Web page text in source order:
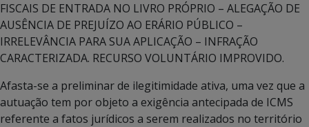
FISCAIS DE ENTRADA NO LIVRO PRÓPRIO – ALEGAÇÃO DE
AUSÊNCIA DE PREJUÍZO AO ERÁRIO PÚBLICO –
IRRELEVÂNCIA PARA SUA APLICAÇÃO – INFRAÇÃO
CARACTERIZADA. RECURSO VOLUNTÁRIO IMPROVIDO.
Afasta-se a preliminar de ilegitimidade ativa, uma vez que a
autuação tem por objeto a exigência antecipada de ICMS
referente a fatos jurídicos a serem realizados no território